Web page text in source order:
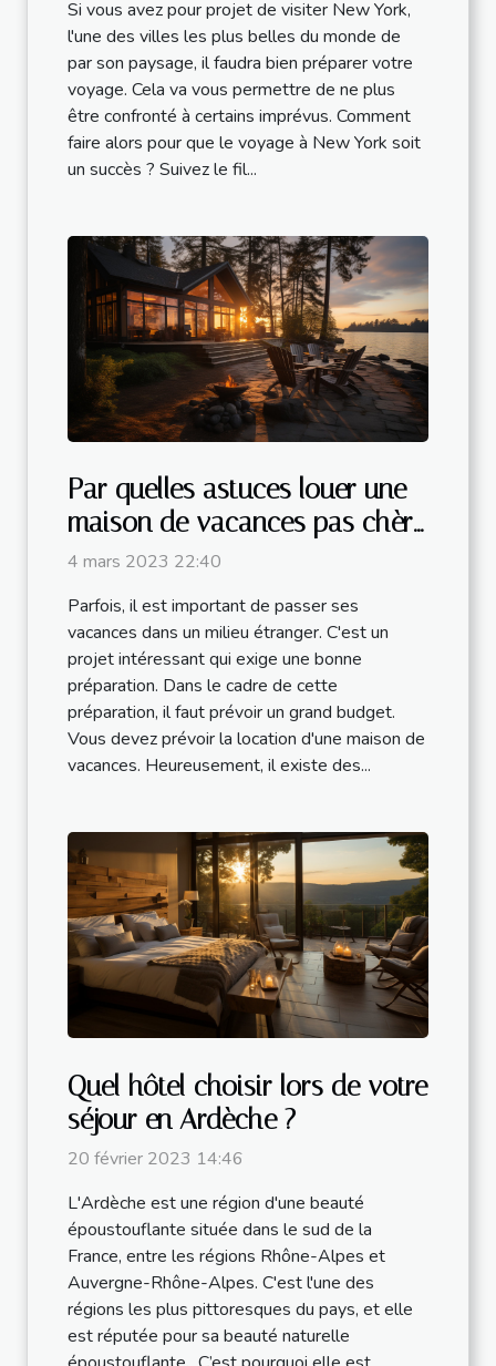
Si vous avez pour projet de visiter New York,
l'une des villes les plus belles du monde de
par son paysage, il faudra bien préparer votre
voyage. Cela va vous permettre de ne plus
être confronté à certains imprévus. Comment
faire alors pour que le voyage à New York soit
un succès ? Suivez le fil...
Par quelles astuces louer une
maison de vacances pas chère
?
4 mars 2023 22:40
Parfois, il est important de passer ses
vacances dans un milieu étranger. C'est un
projet intéressant qui exige une bonne
préparation. Dans le cadre de cette
préparation, il faut prévoir un grand budget.
Vous devez prévoir la location d'une maison de
vacances. Heureusement, il existe des...
Quel hôtel choisir lors de votre
séjour en Ardèche ?
20 février 2023 14:46
L'Ardèche est une région d'une beauté
époustouflante située dans le sud de la
France, entre les régions Rhône-Alpes et
Auvergne-Rhône-Alpes. C'est l'une des
régions les plus pittoresques du pays, et elle
est réputée pour sa beauté naturelle